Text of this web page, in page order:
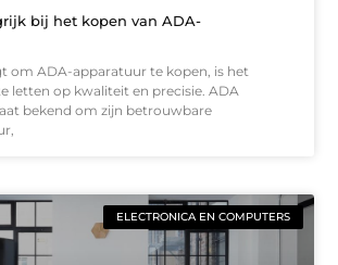
bij het kopen van ADA-
om ADA-apparatuur te kopen, is het
letten op kwaliteit en precisie. ADA
bekend om zijn betrouwbare
ELECTRONICA EN COMPUTERS